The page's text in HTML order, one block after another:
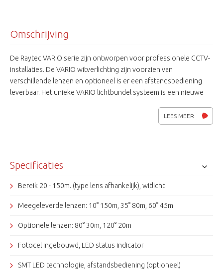
Omschrijving
De Raytec VARIO serie zijn ontworpen voor professionele CCTV-
installaties. De VARIO witverlichting zijn voorzien van
verschillende lenzen en optioneel is er een afstandsbediening
leverbaar. Het unieke VARIO lichtbundel systeem is een nieuwe
veranderen doormiddel van een uitwisselbare lens en stelt
gebruikers in staat om een juiste hoek van de verlichting in te
de grond in te stellen. Een standaard VARIO kit bevat
verwisselbare lenzen van 10, 35 en 60 graden. Andere hoeken
zijn op optioneel leverbaar. De VARIO verlichtingen worden
LEES MEER
Specificaties
Bereik 20 - 150m. (type lens afhankelijk), witlicht
Meegeleverde lenzen: 10° 150m, 35° 80m, 60° 45m
Optionele lenzen: 80° 30m, 120° 20m
Fotocel ingebouwd, LED status indicator
SMT LED technologie, afstandsbediening (optioneel)